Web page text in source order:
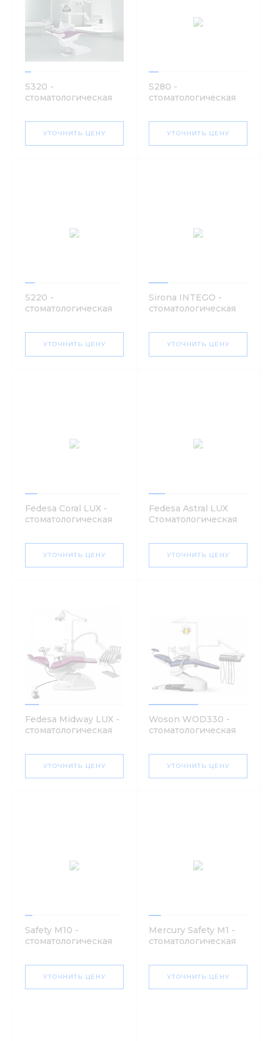
S320 -
стоматологическая
Weber (Италия)
УТОЧНИТЬ ЦЕНУ
S280 -
стоматологическая
Weber (Италия)
УТОЧНИТЬ ЦЕНУ
S220 -
стоматологическая
Weber (Италия)
УТОЧНИТЬ ЦЕНУ
Sirona INTEGO -
стоматологическая
УТОЧНИТЬ ЦЕНУ
Fedesa Coral LUX -
стоматологическая
УТОЧНИТЬ ЦЕНУ
Fedesa Astral LUX
Стоматологическая
УТОЧНИТЬ ЦЕНУ
Fedesa Midway LUX -
стоматологическая
УТОЧНИТЬ ЦЕНУ
Woson WOD330 -
стоматологическая
УТОЧНИТЬ ЦЕНУ
Safety M10 -
стоматологическая
подачей
инструментов
УТОЧНИТЬ ЦЕНУ
Mercury Safety M1 -
стоматологическая
УТОЧНИТЬ ЦЕНУ